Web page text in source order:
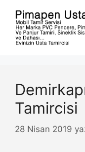
Tamircisi
28 Nisan 2019